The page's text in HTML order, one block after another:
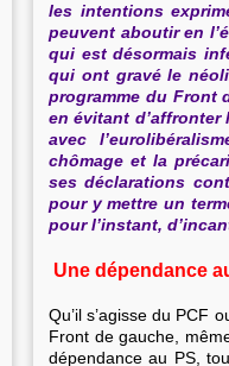
les intentions
peuvent aboutir en
qui est désormais
qui ont gravé le
programme du Front
en évitant
avec
chômage et la
ses déclarations
pour y mettre un
pour l’instant,
Une dépendance
Qu’il s’agisse du PCF
Front de gauche,
dépendance au PS,